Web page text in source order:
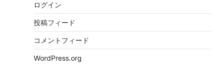
ログイン
投稿フィード
コメントフィード
WordPress.org